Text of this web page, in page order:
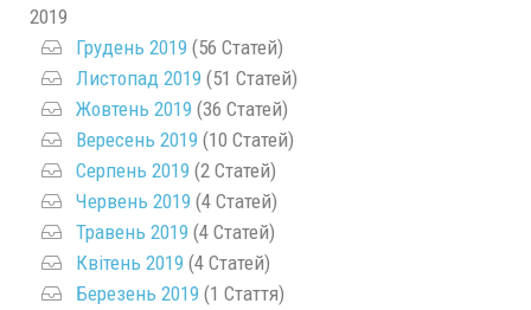
2019
Грудень 2019 (56 Статей)
Листопад 2019 (51 Статей)
Жовтень 2019 (36 Статей)
Вересень 2019 (10 Статей)
Серпень 2019 (2 Статей)
Червень 2019 (4 Статей)
Травень 2019 (4 Статей)
Квітень 2019 (4 Статей)
Березень 2019 (1 Стаття)